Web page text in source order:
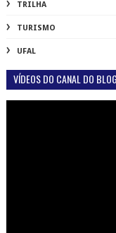
TRILHA
TURISMO
UFAL
VÍDEOS DO CANAL DO